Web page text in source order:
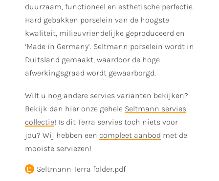
duurzaam, functioneel en esthetische perfectie.
Hard gebakken porselein van de hoogste
kwaliteit, milieuvriendelijke geproduceerd en
‘Made in Germany’. Seltmann porselein wordt in
Duitsland gemaakt, waardoor de hoge
afwerkingsgraad wordt gewaarborgd.
Wilt u nog andere servies varianten bekijken?
Bekijk dan hier onze gehele Seltmann servies
collectie! Is dit Terra servies toch niets voor
jou? Wij hebben een compleet aanbod met de
mooiste serviezen!
Seltmann Terra folder.pdf